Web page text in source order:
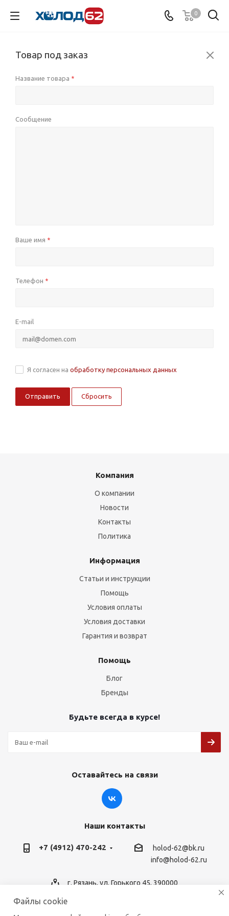
0
Товар под заказ
Название товара *
Сообщение
Ваше имя *
Телефон *
E-mail
Я согласен на обработку персональных данных
Сбросить
Компания
О компании
Новости
Контакты
Политика
Информация
Статьи и инструкции
Помощь
Условия оплаты
Условия доставки
Гарантия и возврат
Помощь
Блог
Бренды
Будьте всегда в курсе!
Оставайтесь на связи
Наши контакты
+7 (4912) 470-242
holod-62@bk.ru
info@holod-62.ru
г. Рязань, ул. Горького 45, 390000
Файлы cookie